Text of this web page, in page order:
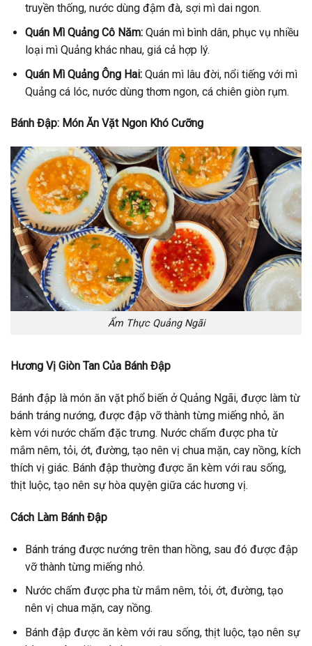
truyền thống, nước dùng đậm đà, sợi mì dai ngon.
Quán Mì Quảng Cô Năm:Quán mì bình dân, phục vụ nhiều
loại mì Quảng khác nhau, giá cả hợp lý.
Quán Mì Quảng Ông Hai:Quán mì lâu đời, nổi tiếng với mì
Quảng cá lóc, nước dùng thơm ngon, cá chiên giòn rụm.
Bánh Đập: Món Ăn Vặt Ngon Khó Cưỡng
Ẩm Thực Quảng Ngãi
Hương Vị Giòn Tan Của Bánh Đập
Bánh đập là món ăn vặt phổ biến ở Quảng Ngãi, được làm từ
bánh tráng nướng, được đập vỡ thành từng miếng nhỏ, ăn
kèm với nước chấm đặc trưng. Nước chấm được pha từ
mắm nêm, tỏi, ớt, đường, tạo nên vị chua mặn, cay nồng, kích
thích vị giác. Bánh đập thường được ăn kèm với rau sống,
thịt luộc, tạo nên sự hòa quyện giữa các hương vị.
Cách Làm Bánh Đập
Bánh tráng được nướng trên than hồng, sau đó được đập
vỡ thành từng miếng nhỏ.
Nước chấm được pha từ mắm nêm, tỏi, ớt, đường, tạo
nên vị chua mặn, cay nồng.
Bánh đập được ăn kèm với rau sống, thịt luộc, tạo nên sự